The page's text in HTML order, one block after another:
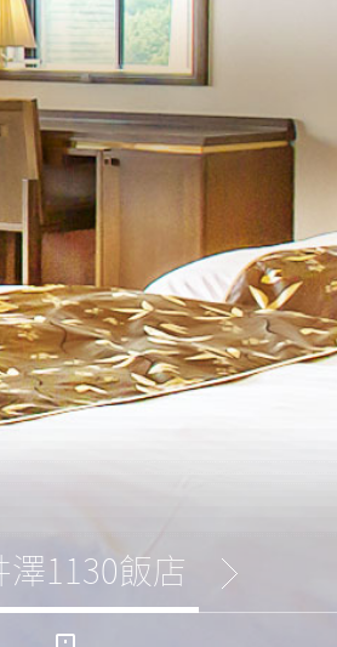
澤1130飯店